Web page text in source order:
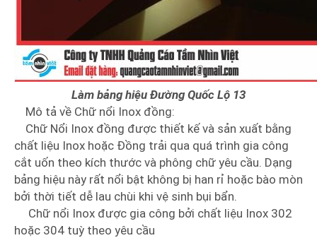
Làm bảng hiệu Đường Quốc Lộ 13
Mô tả về Chữ nổi Inox đồng:
Chữ Nổi Inox đồng được thiết kế và sản xuất bằng
chất liệu Inox hoặc Đồng trải qua quá trình gia công
cắt uốn theo kích thước và phông chữ yêu cầu. Dạng
bảng hiệu này rất nổi bật không bị han rỉ hoặc bào mòn
bởi thời tiết dễ lau chùi khi vệ sinh bụi bẩn.
Chữ nổi Inox được gia công bởi chất liệu Inox 302
hoặc 304 tuỳ theo yêu cầu